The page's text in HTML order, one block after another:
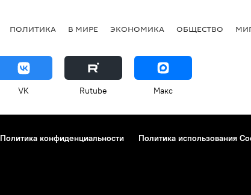
ПОЛИТИКА В МИРЕ ЭКОНОМИКА ОБЩЕСТВО
VK Rutube Макс
Политика конфиденциальности Политика использования